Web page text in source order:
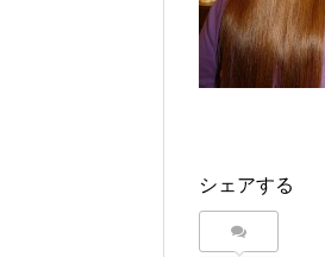
シェアする